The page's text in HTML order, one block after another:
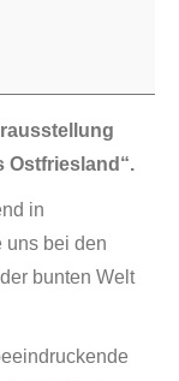
Ostfriesland“.
in
uns bei den
bunten Welt